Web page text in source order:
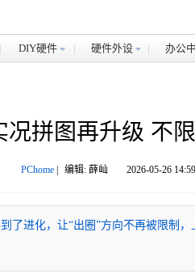
DIY硬件 硬件外设 办公
况拼图再升级 不
PChome| 编辑: 薛屾 2026-05-26
了进化，让“出圈”方向不再被限制